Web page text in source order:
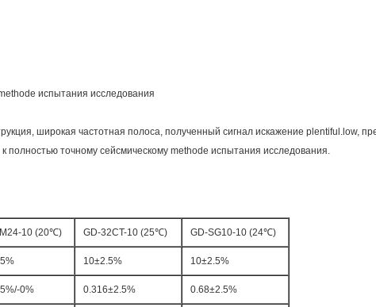
испытания исследования
широкая частотная полоса, полученный сигнал искажение plentiful.low,
полностью точному сейсмическому methode испытания исследования.
10 (20℃) GD-32CT-10 (25℃) GD-SG10-10 (24℃)
10±2.5% 10±2.5%
0% 0.316±2.5% 0.68±2.5%